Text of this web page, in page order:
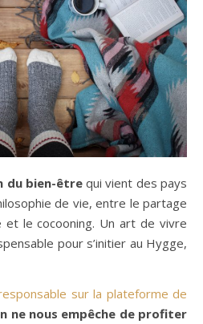
du bien-êtrequi vient des pays
de vie, entre le partage
le cocooning. Un art de vivre
pour s’initier au Hygge,
sur la plateforme de
ne nous empêche de profiter